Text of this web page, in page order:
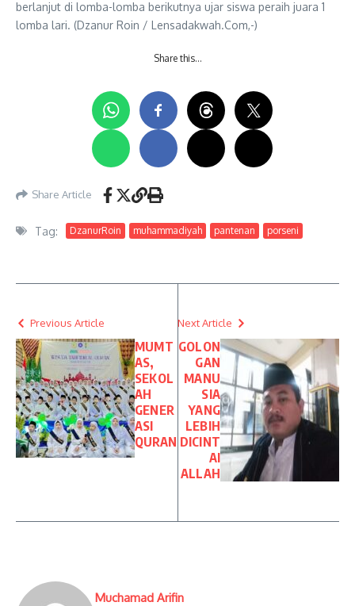
berlanjut di lomba-lomba berikutnya ujar siswa peraih juara 1
lomba lari. (Dzanur Roin / Lensadakwah.Com,-)
Share this…
Share Article
Tag: DzanurRoin muhammadiyah pantenan porseni
Previous Article
MUMT
AS,
SEKOL
AH
GENER
ASI
QURAN
Next Article
GOLON
GAN
MANU
SIA
YANG
LEBIH
DICINT
AI
ALLAH
Muchamad Arifin